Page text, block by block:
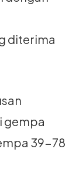
diterima
gempa
39-78